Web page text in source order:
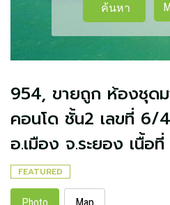
ค้นหา
954, ขายถูก ห้องชุด
คอนโด ชั้น2 เลขที่ 6/
อ.เมือง จ.ระยอง เนื้อ
FEATURED